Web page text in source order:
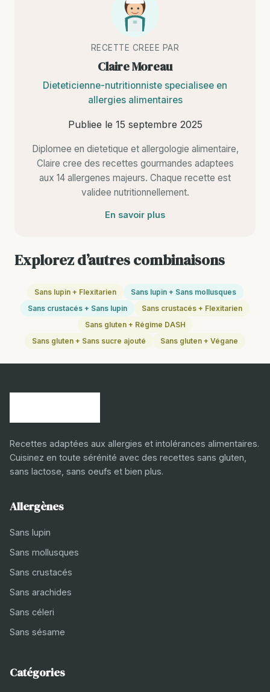
RECETTE CREEE PAR
Claire Moreau
Dieteticienne-nutritionniste specialisee en
allergies alimentaires
Publiee le 15 septembre 2025
Diplomee en dietetique et allergologie alimentaire,
Claire cree des recettes gourmandes adaptees
aux 14 allergenes majeurs. Chaque recette est
validee nutritionnellement.
En savoir plus
Explorez d’autres combinaisons
Sans lupin + Flexitarien
Sans lupin + Sans mollusques
Sans crustacés + Sans lupin
Sans crustacés + Flexitarien
Sans gluten + Régime DASH
Sans gluten + Sans sucre ajouté
Sans gluten + Végane
Recettes adaptées aux allergies et intolérances alimentaires.
Cuisinez en toute sérénité avec des recettes sans gluten,
sans lactose, sans oeufs et bien plus.
Allergènes
Sans lupin
Sans mollusques
Sans crustacés
Sans arachides
Sans céleri
Sans sésame
Catégories